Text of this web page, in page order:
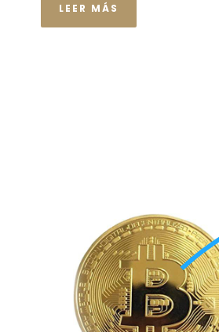
LEER MÁS